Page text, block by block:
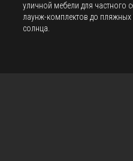
уличной мебели для частного
лаунж-комплектов до
солнца.